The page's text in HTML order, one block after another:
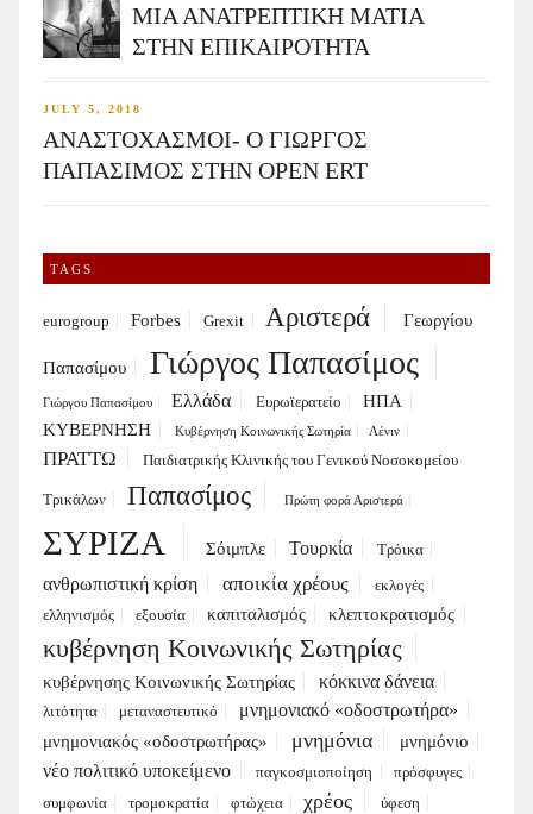
ΜΙΑ ΑΝΑΤΡΕΠΤΙΚΗ ΜΑΤΙΑ
ΣΤΗΝ ΕΠΙΚΑΙΡΟΤΗΤΑ
JULY 5, 2018
ΑΝΑΣΤΟΧΑΣΜΟΙ- Ο ΓΙΩΡΓΟΣ
ΠΑΠΑΣΙΜΟΣ ΣΤΗΝ OPEN ERT
TAGS
eurogroup Forbes Grexit Αριστερά Γεωργίου
Παπασίμου Γιώργος Παπασίμος
Γιώργου Παπασίμου Ελλάδα Ευρωϊερατείο
ΗΠΑ
ΚΥΒΕΡΝΗΣΗ
Κυβέρνηση Κοινωνικής Σωτηρία Λένιν
ΠΡΑΤΤΩ Παιδιατρικής Κλινικής του Γενικού Νοσοκομείου
Τρικάλων Παπασίμος Πρώτη φορά Αριστερά
ΣΥΡΙΖΑ Σόιμπλε Τουρκία Τρόικα
ανθρωπιστική κρίση αποικία χρέους
εκλογές
ελληνισμός
εξουσία καπιταλισμός κλεπτοκρατισμός
κυβέρνηση Κοινωνικής Σωτηρίας
κυβέρνησης Κοινωνικής Σωτηρίας κόκκινα δάνεια
λιτότητα μεταναστευτικό μνημονιακό «οδοστρωτήρα»
μνημονιακός «οδοστρωτήρας» μνημόνια μνημόνιο
νέο πολιτικό υποκείμενο παγκοσμιοποίηση
πρόσφυγες
συμφωνία
τρομοκρατία φτώχεια χρέος ύφεση